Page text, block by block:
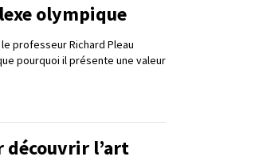
olympique
professeur Richard Pleau
pourquoi il présente une valeur
découvrir l’art